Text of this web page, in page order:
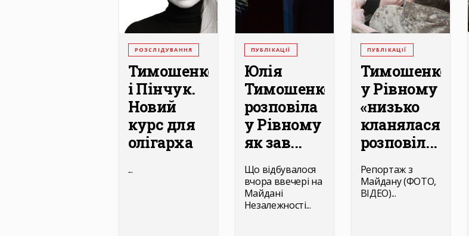
РОЗСЛІДУВАННЯ
Тимошенко
і Пінчук.
Новий
курс для
олігарха
...
ПУБЛІКАЦІЇ
Юлія
Тимошенко
розповіла
у Рівному
як зав...
Що відбувалося
вчора ввечері на
Майдані
Незалежності...
ПУБЛІКАЦІЇ
Тимошенко
у Рівному
«низько
кланялася»,
розповіл...
Репортаж з
Майдану (ФОТО,
ВІДЕО)...